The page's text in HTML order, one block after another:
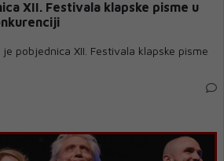
XII. Festivala klapske pisme u
pobjednica XII. Festivala klapske pisme